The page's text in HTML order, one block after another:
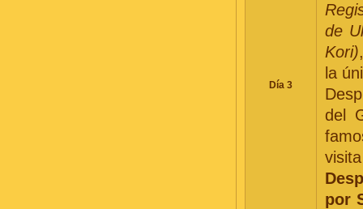
Día 3
de
Kori)
la
del
por